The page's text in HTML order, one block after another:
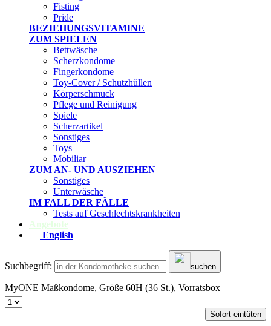
Fisting
Pride
BEZIEHUNGSVITAMINE
ZUM SPIELEN
Bettwäsche
Scherzkondome
Fingerkondome
Toy-Cover / Schutzhüllen
Körperschmuck
Pflege und Reinigung
Spiele
Scherzartikel
Sonstiges
Toys
Mobiliar
ZUM AN- UND AUSZIEHEN
Sonstiges
Unterwäsche
IM FALL DER FÄLLE
Tests auf Geschlechtskrankheiten
Angebote
English
Suchbegriff: suchen
MyONE Maßkondome, Größe 60H (36 St.), Vorratsbox
Sofort eintüten